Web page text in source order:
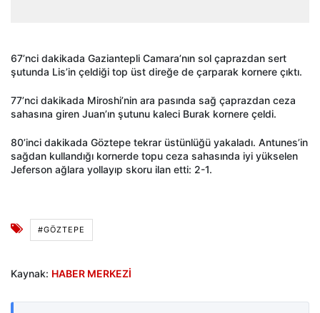
67’nci dakikada Gaziantepli Camara’nın sol çaprazdan sert
şutunda Lis’in çeldiği top üst direğe de çarparak kornere çıktı.
77’nci dakikada Miroshi’nin ara pasında sağ çaprazdan ceza
sahasına giren Juan’ın şutunu kaleci Burak kornere çeldi.
80’inci dakikada Göztepe tekrar üstünlüğü yakaladı. Antunes’in
sağdan kullandığı kornerde topu ceza sahasında iyi yükselen
Jeferson ağlara yollayıp skoru ilan etti: 2-1.
#GÖZTEPE
Kaynak: HABER MERKEZİ